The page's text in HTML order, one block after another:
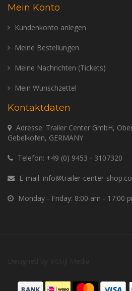
Mein Konto
Kundenkonto anlegen
Meine Bestellungen
Meine Nachrichten (Tickets)
Mein Wunschzettel
Kontaktdaten
Adresse: Trailer Center GmbH,
Gebelkofen, GERMANY
Telefon: +49 (0) 9453 - 3107320
E-mail: info@trailer-center-
Monday - Friday: 8:00 am - 17:00